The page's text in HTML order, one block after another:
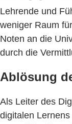
Lehrende und
weniger Raum
Noten an die
durch die
Ablösung
Als Leiter des
digitalen